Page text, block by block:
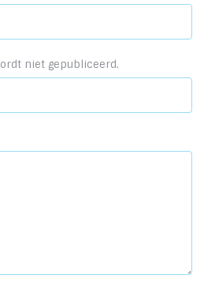
niet gepubliceerd.